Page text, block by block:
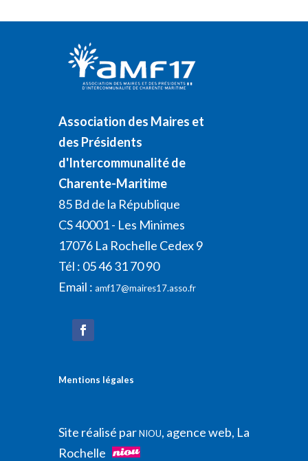
Association des Maires et
des Présidents
d'Intercommunalité de
Charente-Maritime
85 Bd de la République
CS 40001 - Les Minimes
17076 La Rochelle Cedex 9
Tél : 05 46 31 70 90
Email : amf17@maires17.asso.fr
Mentions légales
Site réalisé parNIOU, agence web, La
Rochelle